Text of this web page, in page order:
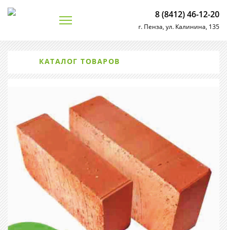
8 (8412) 46-12-20
г. Пенза, ул. Калинина, 135
КАТАЛОГ ТОВАРОВ